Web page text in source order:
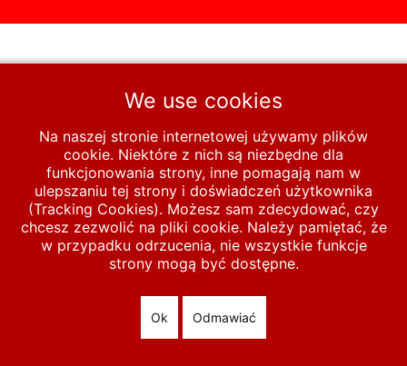
We use cookies
Na naszej stronie internetowej używamy plików
cookie. Niektóre z nich są niezbędne dla
funkcjonowania strony, inne pomagają nam w
ulepszaniu tej strony i doświadczeń użytkownika
(Tracking Cookies). Możesz sam zdecydować, czy
chcesz zezwolić na pliki cookie. Należy pamiętać, że
w przypadku odrzucenia, nie wszystkie funkcje
strony mogą być dostępne.
Ok Odmawiać